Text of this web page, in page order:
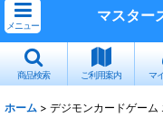
メニュー
マスター
商品検索 ご利用案内 マ
ホーム > デジモンカードゲーム